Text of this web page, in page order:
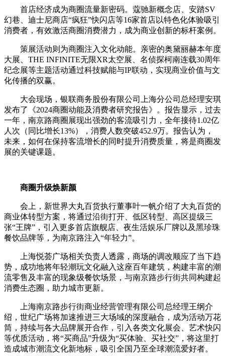
首店经济成为商圈流量新密码。蔻驰新概念店、安踏SV
幻巷、迪士尼商店“疯狂”快闪店等16家首店以特色化体验吸引
消费者，有效激活商圈消费潜力，成为商业创新的标杆案例。
策展活动则为商圈注入文化动能。亲密的奥黛丽赫本年度
大展、THE INFINITE无限XR太空展、名侦探柯南连载30周年
纪念展等主题活动通过科技赋能与IP联动，实现商业价值与文
化传播的双赢。
大会现场，银联商务股份有限公司上海分公司总经理安琪
发布了《2024商圈动能及消费者研究报告》。报告显示，过去
一年，南京路商圈展现出强劲的客流吸引力，全年接待1.02亿
人次（同比增长13%），消费人数突破452.9万。报告认为，
未来，如何在保持客流增长的同时提升消费质量，将是商圈发
展的关键课题。
商圈升级焕新颜
会上，新世界大丸百货执行董事叶一帆介绍了大丸百货的
商业体转型方案，将通过沿街打开、低区转型、高区提级三
张“王牌”，引入更多首店旗舰店、夜生活娱乐厂牌以及黑珍珠
餐饮品牌等，为南京路注入“年轻力”。
上海悦荟广场相关负责人透露，商场的调改顺应了当下趋
势，成功地将年轻潮玩文化融入这座百年建筑，构建丰富的潮
流零售及丰富的现象级餐饮场景，与南京路步行街共同构建起
消费生态圈，助力城市更新。
上海南京路步行街商业经营管理有限公司总经理王纲介
绍，世纪广场将加速推进三大场域的深度融合，成为活动万花
筒，持续与各大品牌展开合作，引入各类文化展会、艺术快闪
等优质活动，将“买商品”升级为“买体验、买社交”，将这里打
造成城市潮流文化新地标，吸引全国乃至全球潮流爱好者。